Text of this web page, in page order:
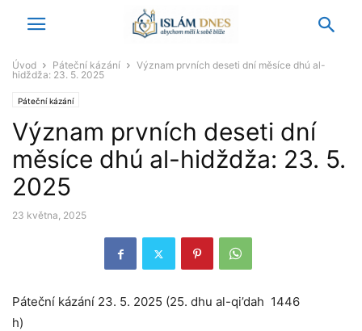
Úvod Páteční kázání
Význam prvních deseti dní měsíce dhú al-
hidždža: 23. 5. 2025
Páteční kázání
Význam prvních deseti dní
měsíce dhú al-hidždža: 23. 5.
2025
23 května, 2025
Páteční kázání 23. 5. 2025 (25. dhu al-qi’dah 1446
h)